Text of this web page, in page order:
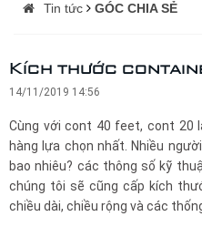
Tin tức GÓC CHIA SẺ
Kích thước
14/11/2019 14:56
Cùng với cont 40 feet, cont 20
hàng lựa chọn nhất. Nhiều
bao nhiêu? các thông số kỹ
chúng tôi sẽ cũng cấp kích
chiều dài, chiều rộng và các